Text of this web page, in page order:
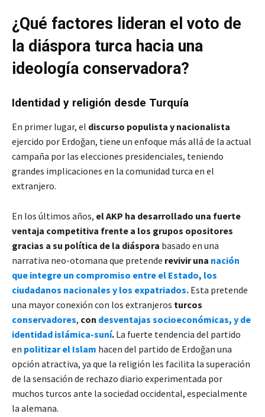
¿Qué factores lideran el voto de
la diáspora turca hacia una
ideología conservadora?
Identidad y religión desde Turquía
En primer lugar, el discurso populista y nacionalista
ejercido por Erdoğan, tiene un enfoque más allá de la actual
campaña por las elecciones presidenciales, teniendo
grandes implicaciones en la comunidad turca en el
extranjero.
En los últimos años, el AKP ha desarrollado una fuerte
ventaja competitiva frente a los grupos opositores
gracias a su política de la diáspora basado en una
narrativa neo-otomana que pretende revivir una nación
que integre un compromiso entre el Estado, los
ciudadanos nacionales y los expatriados. Esta pretende
una mayor conexión con los extranjeros turcos
conservadores, con desventajas socioeconómicas, y de
identidad islámica-suní. La fuerte tendencia del partido
en politizar el Islam hacen del partido de Erdoğan una
opción atractiva, ya que la religión les facilita la superación
de la sensación de rechazo diario experimentada por
muchos turcos ante la sociedad occidental, especialmente
la alemana.